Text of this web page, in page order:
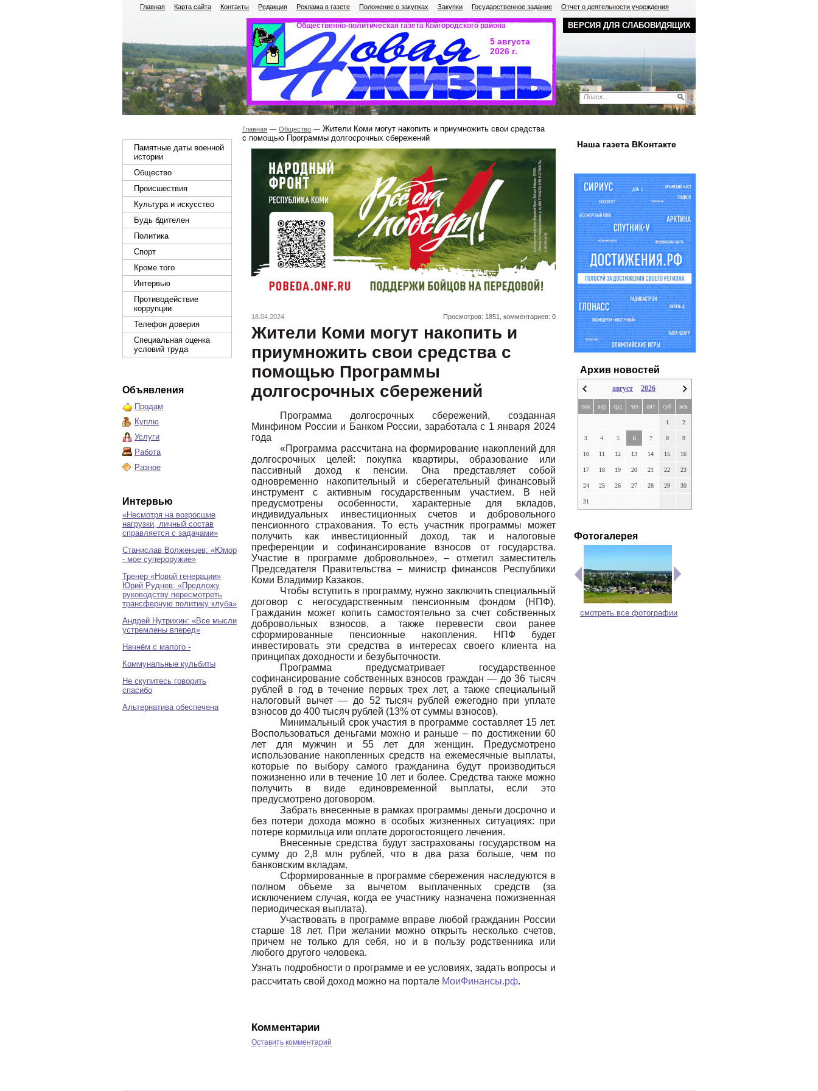
ВЕРСИЯ ДЛЯ СЛАБОВИДЯЩИХ
Главная Карта сайта Контакты Редакция Реклама в газете Положение о закупках Закупки Государственное задание Отчет о деятельности учреждения
Общественно-политическая газета Койгородского района
5 августа
2026 г.
Памятные даты военной
истории
Общество
Происшествия
Культура и искусство
Будь бдителен
Политика
Спорт
Кроме того
Интервью
Противодействие
коррупции
Телефон доверия
Специальная оценка
условий труда
Объявления
Продам
Куплю
Услуги
Работа
Разное
Интервью
«Несмотря на возросшие
нагрузки, личный состав
справляется с задачами»
Станислав Волженцев: «Юмор
- мое супероружие»
Тренер «Новой генерации»
Юрий Руднев: «Предложу
руководству пересмотреть
трансферную политику клуба»
Андрей Нутрихин: «Все мысли
устремлены вперед»
Начнём с малого -
Коммунальные кульбиты
Не скупитесь говорить
спасибо
Альтернатива обеспечена
Главная Общество
Жители Коми могут накопить и приумножить свои средства
с помощью Программы долгосрочных сбережений
18.04.2024 Просмотров: 1851, комментариев: 0
Жители Коми могут накопить и
приумножить свои средства с
помощью Программы
долгосрочных сбережений
Программа долгосрочных сбережений, созданная
Минфином России и Банком России, заработала с 1 января 2024
года
«Программа рассчитана на формирование накоплений для
долгосрочных целей: покупка квартиры, образование или
пассивный доход к пенсии. Она представляет собой
одновременно накопительный и сберегательный финансовый
инструмент с активным государственным участием. В ней
предусмотрены особенности, характерные для вкладов,
индивидуальных инвестиционных счетов и добровольного
пенсионного страхования. То есть участник программы может
получить как инвестиционный доход, так и налоговые
преференции и софинансирование взносов от государства.
Участие в программе добровольное», – отметил заместитель
Председателя Правительства – министр финансов Республики
Коми Владимир Казаков.
Чтобы вступить в программу, нужно заключить специальный
договор с негосударственным пенсионным фондом (НПФ).
Гражданин может копить самостоятельно за счет собственных
добровольных взносов, а также перевести свои ранее
сформированные пенсионные накопления. НПФ будет
инвестировать эти средства в интересах своего клиента на
принципах доходности и безубыточности.
Программа предусматривает государственное
софинансирование собственных взносов граждан — до 36 тысяч
рублей в год в течение первых трех лет, а также специальный
налоговый вычет — до 52 тысяч рублей ежегодно при уплате
взносов до 400 тысяч рублей (13% от суммы взносов).
Минимальный срок участия в программе составляет 15 лет.
Воспользоваться деньгами можно и раньше – по достижении 60
лет для мужчин и 55 лет для женщин. Предусмотрено
использование накопленных средств на ежемесячные выплаты,
которые по выбору самого гражданина будут производиться
пожизненно или в течение 10 лет и более. Средства также можно
получить в виде единовременной выплаты, если это
предусмотрено договором.
Забрать внесенные в рамках программы деньги досрочно и
без потери дохода можно в особых жизненных ситуациях: при
потере кормильца или оплате дорогостоящего лечения.
Внесенные средства будут застрахованы государством на
сумму до 2,8 млн рублей, что в два раза больше, чем по
банковским вкладам.
Сформированные в программе сбережения наследуются в
полном объеме за вычетом выплаченных средств (за
исключением случая, когда ее участнику назначена пожизненная
периодическая выплата).
Участвовать в программе вправе любой гражданин России
старше 18 лет. При желании можно открыть несколько счетов,
причем не только для себя, но и в пользу родственника или
любого другого человека.
Узнать подробности о программе и ее условиях, задать вопросы и
рассчитать свой доход можно на портале МоиФинансы.рф.
Комментарии
Оставить комментарий
Наша газета ВКонтакте
Архив новостей
август 2026
пон втр срд чет пят суб вск
1 2
3 4 5 6 7 8 9
10 11 12 13 14 15 16
17 18 19 20 21 22 23
24 25 26 27 28 29 30
31
Фотогалерея
смотреть все фотографии